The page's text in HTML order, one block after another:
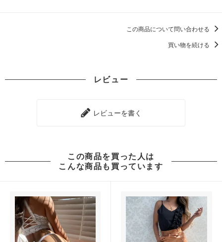
この商品について問い合わせる
買い物を続ける
レビュー
レビューを書く
この商品を買った人は
こんな商品も買っています